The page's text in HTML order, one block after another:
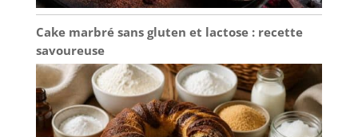
Cake marbré sans gluten et lactose : recette
savoureuse